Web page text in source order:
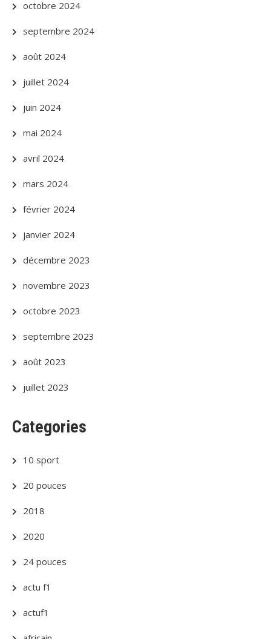
octobre 2024
septembre 2024
août 2024
juillet 2024
juin 2024
mai 2024
avril 2024
mars 2024
février 2024
janvier 2024
décembre 2023
novembre 2023
octobre 2023
septembre 2023
août 2023
juillet 2023
Categories
10 sport
20 pouces
2018
2020
24 pouces
actu f1
actuf1